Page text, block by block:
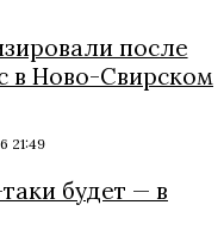
после
в Ново-Свирском
21:49
будет — в